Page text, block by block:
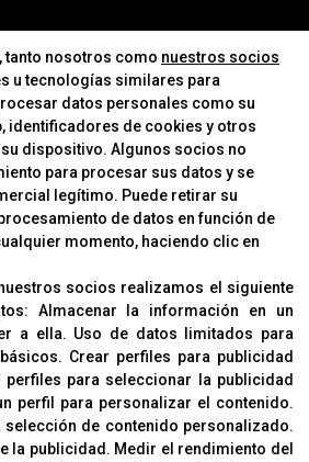
tanto nosotros como nuestros socios
u tecnologías similares para
datos personales como su
identificadores de cookies y otros
dispositivo. Algunos socios no
para procesar sus datos y se
legítimo. Puede retirar su
de datos en función de
momento, haciendo clic en
socios realizamos el siguiente
Almacenar la información en un
a ella. Uso de datos limitados para
. Crear perfiles para publicidad
perfiles para seleccionar la publicidad
perfil para personalizar el contenido.
selección de contenido personalizado.
la publicidad . Medir el rendimiento del